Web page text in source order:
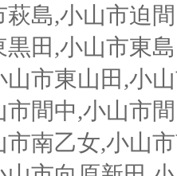
萩島,小山市迫
黒田,小山市東
山市東山田,小
市間中,小山市
市南乙女,小山